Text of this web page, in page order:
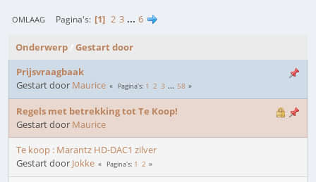
OMLAAG Pagina's 1 2 3 ... 6
Onderwerp
Gestart door
Prijsvraagbaak
Gestart door Maurice Pagina's 1 2 3 ... 58
Regels met betrekking tot Te Koop!
Gestart door Maurice
Te koop : Marantz HD-DAC1 zilver
Gestart door Jokke Pagina's 1 2